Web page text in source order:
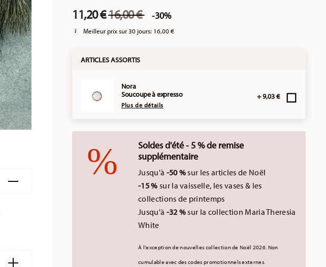
11,20 €Price reduced from
16,00 €to-30%
Meilleur prix sur 30 jours: 16,00 €
ARTICLES ASSORTIS
Nora
Soucoupe à expresso
Plus de détails
+ 9,03 €
Soldes d'été - 5 % de remise
supplémentaire
Jusqu'à -50 %sur les articles de Noël
-15 % sur la vaisselle, les vases & les
collections de printemps
Jusqu'à -32 %sur la collection Maria Theresia
White
À l'exception de nouvelles collection de Noël 2026. Non
cumulable avec des codes promotionnels externes.